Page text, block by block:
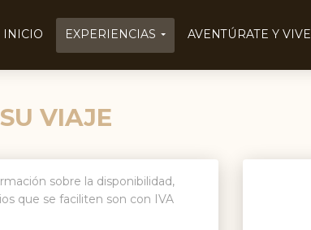
INICIO EXPERIENCIAS AVENTÚRATE Y VIVE
VIAJE
sobre la disponibilidad,
que se faciliten son con IVA